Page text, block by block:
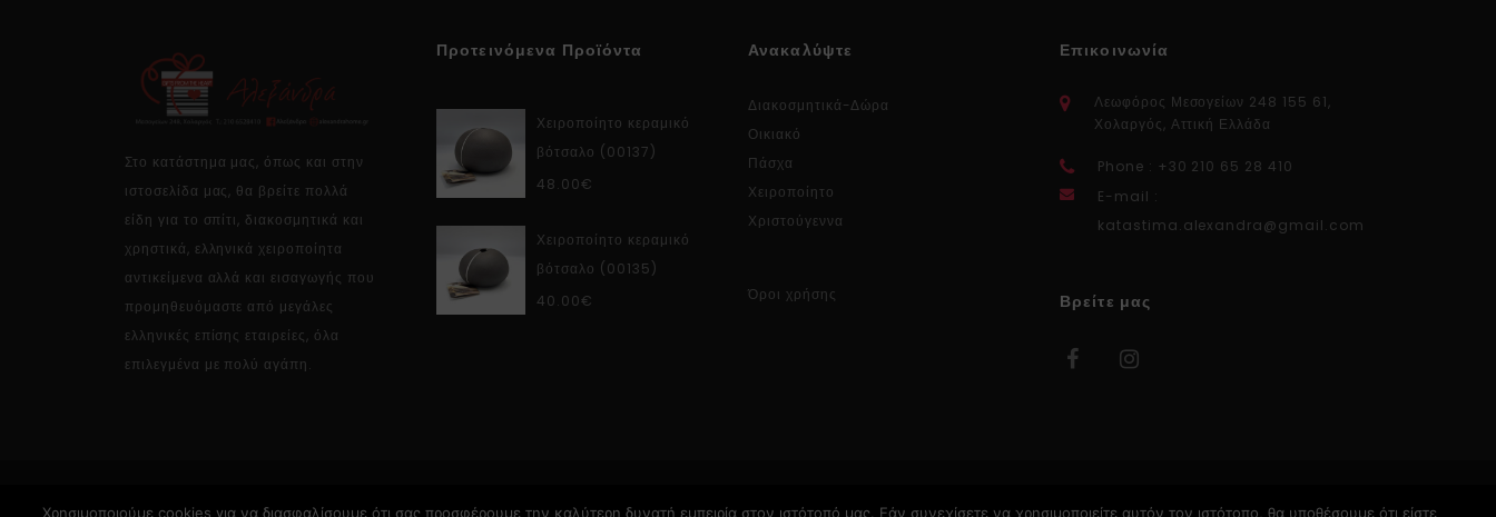
Στο κατάστημα μας, όπως και στην
ιστοσελίδα μας, θα βρείτε πολλά
είδη για το σπίτι, διακοσμητικά και
χρηστικά, ελληνικά χειροποίητα
αντικείμενα αλλά και εισαγωγής που
προμηθευόμαστε από μεγάλες
ελληνικές επίσης εταιρείες, όλα
επιλεγμένα με πολύ αγάπη.
Προτεινόμενα Προϊόντα
Χειροποίητο κεραμικό
βότσαλο (00137)
48.00€
Χειροποίητο κεραμικό
βότσαλο (00135)
40.00€
Ανακαλύψτε
Διακοσμητικά-Δώρα
Οικιακό
Πάσχα
Χειροποίητο
Χριστούγεννα
Όροι χρήσης
Επικοινωνία
Λεωφόρος Μεσογείων 248 155 61,
Χολαργός, Αττική Ελλάδα
Phone : +30 210 65 28 410
E-mail :
katastima.alexandra@gmail.com
Βρείτε μας
Χρησιμοποιούμε cookies για να διασφαλίσουμε ότι σας προσφέρουμε την καλύτερη δυνατή εμπειρία στον ιστότοπό μας. Εάν συνεχίσετε να χρησιμοποιείτε αυτόν τον ιστότοπο, θα υποθέσουμε ότι είστε